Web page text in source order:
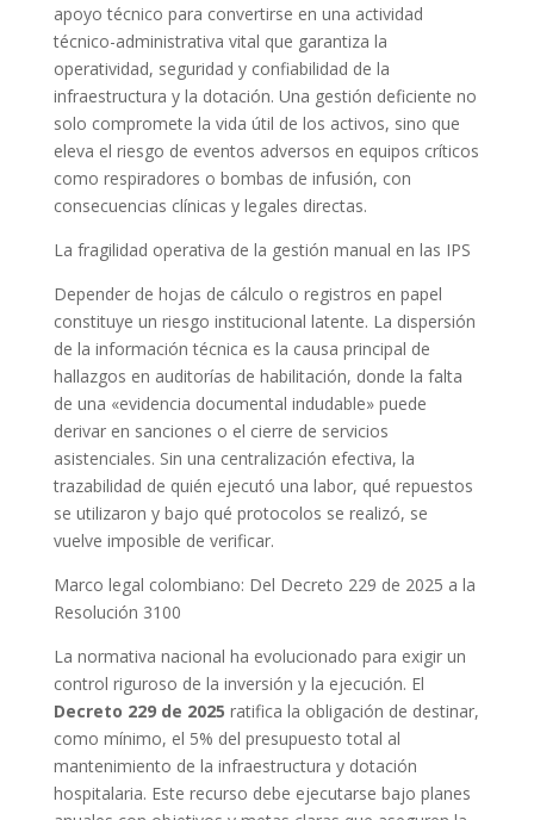
apoyo técnico para convertirse en una actividad
técnico-administrativa vital que garantiza la
operatividad, seguridad y confiabilidad de la
infraestructura y la dotación. Una gestión deficiente no
solo compromete la vida útil de los activos, sino que
eleva el riesgo de eventos adversos en equipos críticos
como respiradores o bombas de infusión, con
consecuencias clínicas y legales directas.
La fragilidad operativa de la gestión manual en las IPS
Depender de hojas de cálculo o registros en papel
constituye un riesgo institucional latente. La dispersión
de la información técnica es la causa principal de
hallazgos en auditorías de habilitación, donde la falta
de una «evidencia documental indudable» puede
derivar en sanciones o el cierre de servicios
asistenciales. Sin una centralización efectiva, la
trazabilidad de quién ejecutó una labor, qué repuestos
se utilizaron y bajo qué protocolos se realizó, se
vuelve imposible de verificar.
Marco legal colombiano: Del Decreto 229 de 2025 a la
Resolución 3100
La normativa nacional ha evolucionado para exigir un
control riguroso de la inversión y la ejecución. El
Decreto 229 de 2025 ratifica la obligación de destinar,
como mínimo, el 5% del presupuesto total al
mantenimiento de la infraestructura y dotación
hospitalaria. Este recurso debe ejecutarse bajo planes